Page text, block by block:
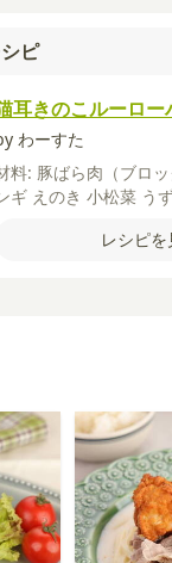
ピ
耳きのこルーロー
わーすた
料: 豚ばら肉（ブロッ
ギ えのき 小松菜 う
醤油酒片
レシピを